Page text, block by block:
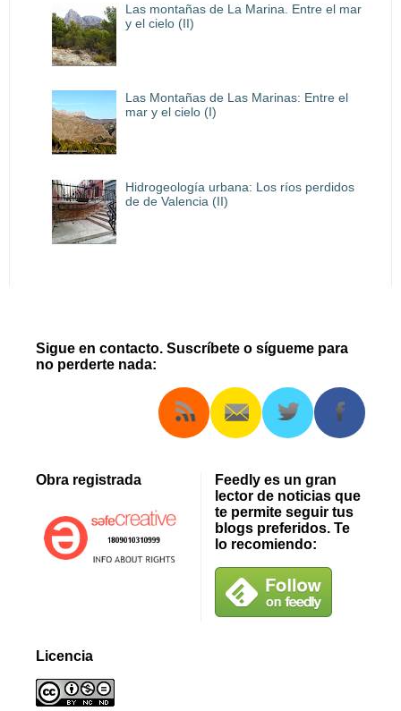
Las montañas de La Marina. Entre el mar
y el cielo (II)
Las Montañas de Las Marinas: Entre el
mar y el cielo (I)
Hidrogeología urbana: Los ríos perdidos
de de Valencia (II)
Sigue en contacto. Suscríbete o sígueme para
no perderte nada:
Obra registrada
Feedly es un gran
lector de noticias que
te permite seguir tus
blogs preferidos. Te
lo recomiendo:
Licencia